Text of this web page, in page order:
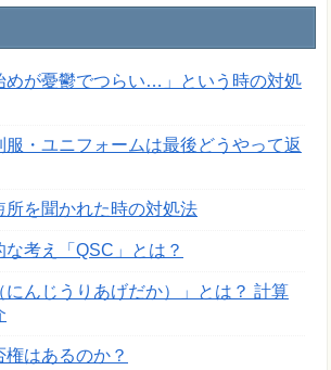
めが憂鬱でつらい…」という時の対処
服・ユニフォームは最後どうやって返
所を聞かれた時の対処法
考え「QSC」とは？
にんじうりあげだか）」とは？ 計算
はあるのか？